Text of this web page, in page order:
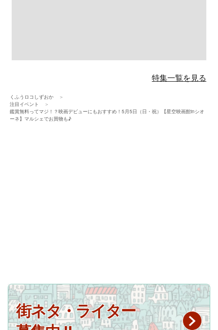
特集一覧を見る
くふうロコしずおか
注目イベント
鑑賞無料ってマジ！？映画デビューにもおすすめ！5月5日（日・祝）【星空映画館inシオ
ーネ】マルシェでお買物も♪
街ネタ・ライター